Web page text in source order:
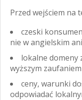
Przed wejściem na
czeski
nie w angielskim
lokalne domeny
wyższym
ceny, warunki
odpowiadać